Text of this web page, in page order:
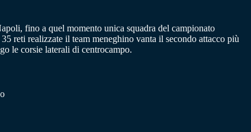
fino a quel momento unica squadra del campionato
reti realizzate il team meneghino vanta il secondo attacco più
le corsie laterali di centrocampo.